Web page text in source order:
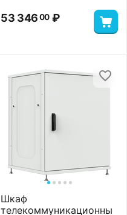
телекоммуникационны
й напольный
ШТНП-18U-800-1000-
СМ-RAL7035
0.0